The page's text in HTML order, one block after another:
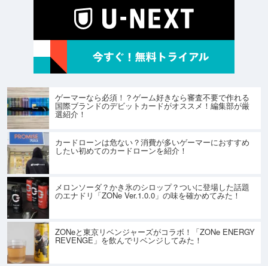
ゲーマーなら必須！？ゲーム好きなら審査不要で作れる
国際ブランドのデビットカードがオススメ！編集部が厳
選紹介！
カードローンは危ない？消費が多いゲーマーにおすすめ
したい初めてのカードローンを紹介！
メロンソーダ？かき氷のシロップ？ついに登場した話題
のエナドリ「ZONe Ver.1.0.0」の味を確かめてみた！
ZONeと東京リベンジャーズがコラボ！「ZONe ENERGY
REVENGE」を飲んでリベンジしてみた！